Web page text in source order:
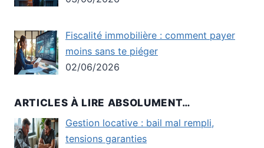
Fiscalité immobilière : comment payer
moins sans te piéger
02/06/2026
ARTICLES À LIRE ABSOLUMENT…
Gestion locative : bail mal rempli,
tensions garanties